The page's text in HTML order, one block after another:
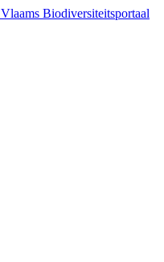
Vlaams Biodiversiteitsportaal